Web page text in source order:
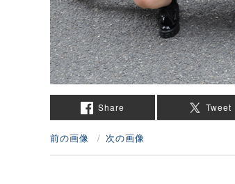
Share Tweet
前の画像 次の画像